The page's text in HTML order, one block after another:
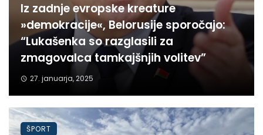
Iz zadnje evropske kreature
»demokracije«, Belorusije sporočajo:
“Lukašenka so razglasili za
zmagovalca tamkajšnjih volitev”
27. januarja, 2025
ŠPORT